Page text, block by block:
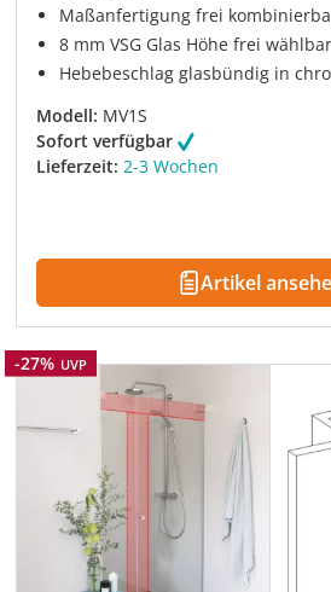
Maßanfertigung frei
8 mm VSG Glas Höhe frei
Hebebeschlag glasbündig in
Modell: MV1S
Sofort verfügbar
Lieferzeit: 2-3 Wochen
Artikel
Rabatt
-27% UVP